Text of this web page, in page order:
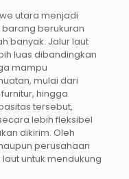
utara menjadi
berukuran
banyak. Jalur laut
luas dibandingkan
mampu
mulai dari
hingga
tersebut,
lebih fleksibel
dikirim. Oleh
perusahaan
untuk mendukung